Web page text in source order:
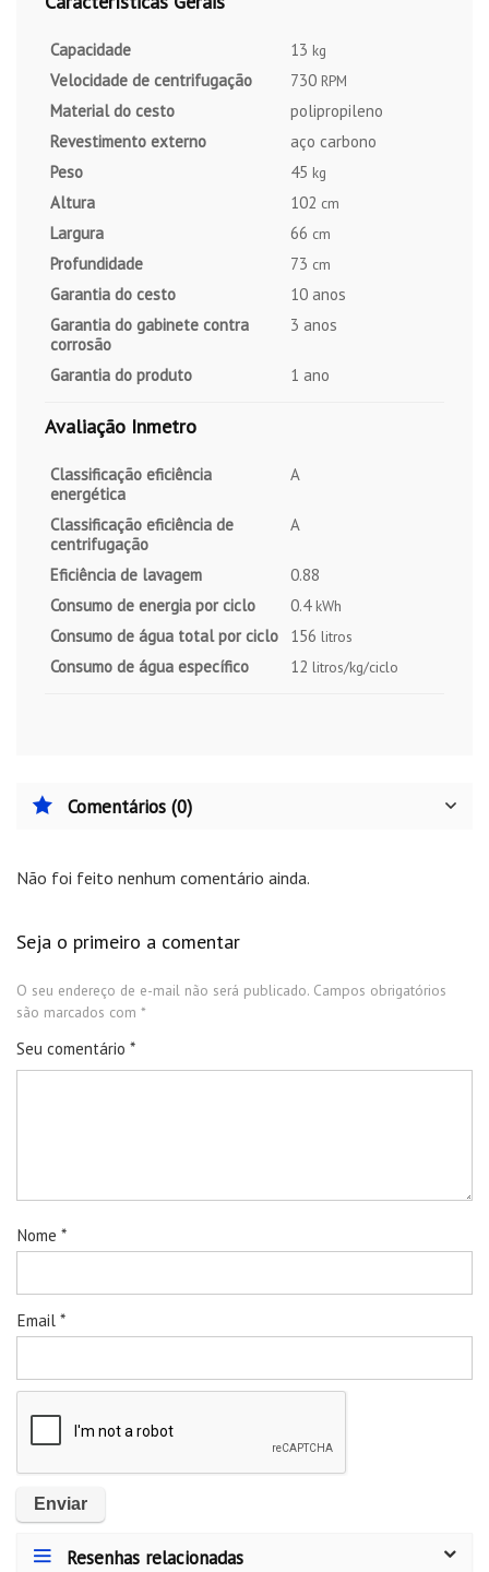
Capacidade 13 kg
Velocidade de centrifugação 730 RPM
Material do cesto
polipropileno
Revestimento externo
aço carbono
Peso
45 kg
Altura 102 cm
Largura 66 cm
Profundidade 73 cm
Garantia do cesto
10 anos
Garantia do gabinete contra
corrosão
3 anos
Garantia do produto 1 ano
Avaliação Inmetro
Classificação eficiência
energética
A
Classificação eficiência de
centrifugação
A
Eficiência de lavagem
0.88
Consumo de energia por ciclo
0.4 kWh
Consumo de água total por ciclo 156 litros
Consumo de água específico 12 litros/kg/ciclo
Comentários (0)
Não foi feito nenhum comentário ainda.
Seja o primeiro a comentar
O seu endereço de e-mail não será publicado. Campos obrigatórios
são marcados com *
Seu comentário *
Nome *
Email *
Resenhas relacionadas